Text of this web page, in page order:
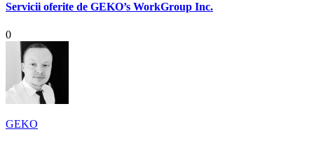
Servicii oferite de GEKO’s WorkGroup Inc.
0
GEKO